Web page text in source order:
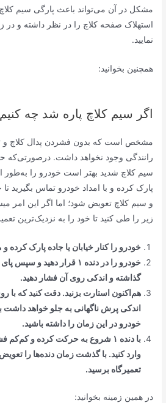
مشکل در آن می‌تواند باعث پارگی سیم کلاچ
استهلاک صفحه کلاچ را در نظر داشته و
نمایید.
همچنین بخوانید:
اگر سیم کلاچ پاره شد چه
مشخص است که بدون فشردن پدال کلاچ و
رانندگی وجود نخواهد داشت. درصورتی‌که
سیم کلاچ شدید بهتر است خودرو را به‌طور
پارک کرده و با امداد خودرو تماس بگیرید
و سیم کلاچ تعویض شود؛ اما اگر این امر
زیر را طی کنید تا خود را به نزدیک‌ترین
خودرو را کنار خیابان یا جاده پارک کرده
خودرو را در دنده ۱ قرار دهید
گذاشته و اندکی روی آن فشار دهید.
هم‌اکنون استارت بزنید. دقت کنید که
اندکی پرش ناگهانی به جلو خواهد داشت
خودرو در این زمان را داشته باشید.
با دنده ۱ شروع به حرکت کرده و
وارد کنید. با گذشت زمان دنده‌ها را تعویض
تعمیرگاه برسید.
در همین زمینه بخوانید: